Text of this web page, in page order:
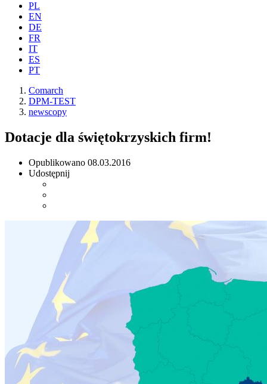
PL
EN
DE
FR
IT
ES
PT
Comarch
DPM-TEST
newscopy
Dotacje dla świętokrzyskich firm!
Opublikowano 08.03.2016
Udostępnij